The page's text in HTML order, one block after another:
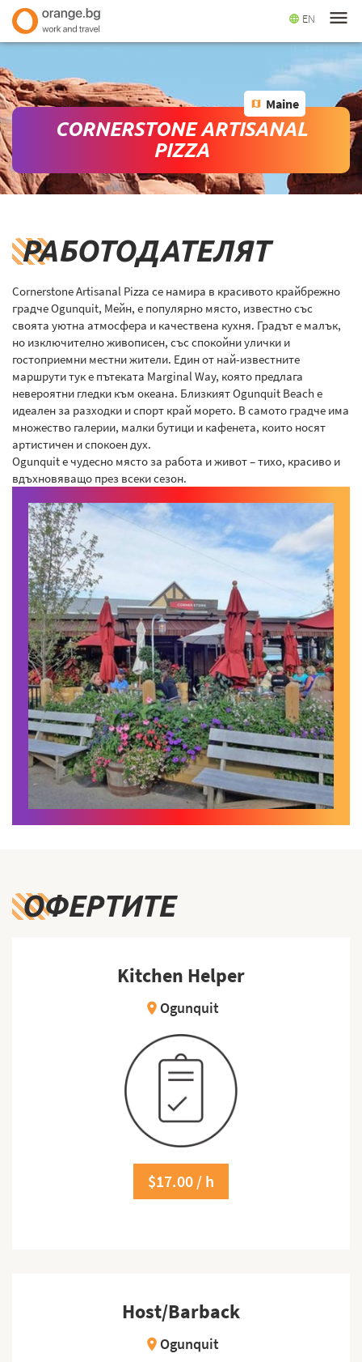
language EN menu
map Maine
CORNERSTONE ARTISANAL
PIZZA
РАБОТОДАТЕЛЯТ
Cornerstone Artisanal Pizza се намира в красивото крайбрежно
градче Ogunquit, Мейн, е популярно място, известно със
своята уютна атмосфера и качествена кухня. Градът е малък,
но изключително живописен, със спокойни улички и
гостоприемни местни жители. Един от най-известните
маршрути тук е пътеката Marginal Way, която предлага
невероятни гледки към океана. Близкият Ogunquit Beach е
идеален за разходки и спорт край морето. В самото градче има
множество галерии, малки бутици и кафенета, които носят
артистичен и спокоен дух.
Ogunquit е чудесно място за работа и живот – тихо, красиво и
вдъхновяващо през всеки сезон.
ОФЕРТИТЕ
Kitchen Helper
location_on Ogunquit
$17.00 / h
Host/Barback
location_on Ogunquit